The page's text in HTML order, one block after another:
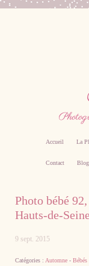
famille,
Accueil La
Contact Blog
Photo bébé
Hauts-de-
9 sept. 2015
Catégories : Automne - Bébés